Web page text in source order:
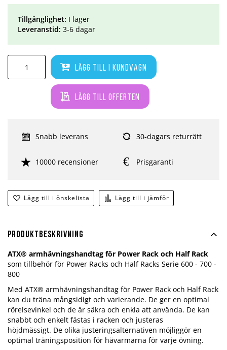
Lägg till i kundvagn
Lägg till offerten
Lägg till i önskelista Lägg till i jämför
Tillgänglighet: I lager
Leveranstid: 3-6 dagar
Snabb leverans 30-dagars returrätt
10000 recensioner Prisgaranti
Produktbeskrivning
ATX® armhävningshandtag för Power Rack och Half Rack
som tillbehör för Power Racks och Half Racks Serie 600 - 700 -
800
Med ATX® armhävningshandtag för Power Rack och Half Rack
kan du träna mångsidigt och varierande. De ger en optimal
rörelsevinkel och de är säkra och enkla att använda. De kan
snabbt och enkelt fästas i racken och justeras
höjdmässigt. De olika justeringsalternativen möjliggör en
optimal träningsposition för hävarmarna för varje övning.